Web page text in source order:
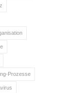
Prozesse